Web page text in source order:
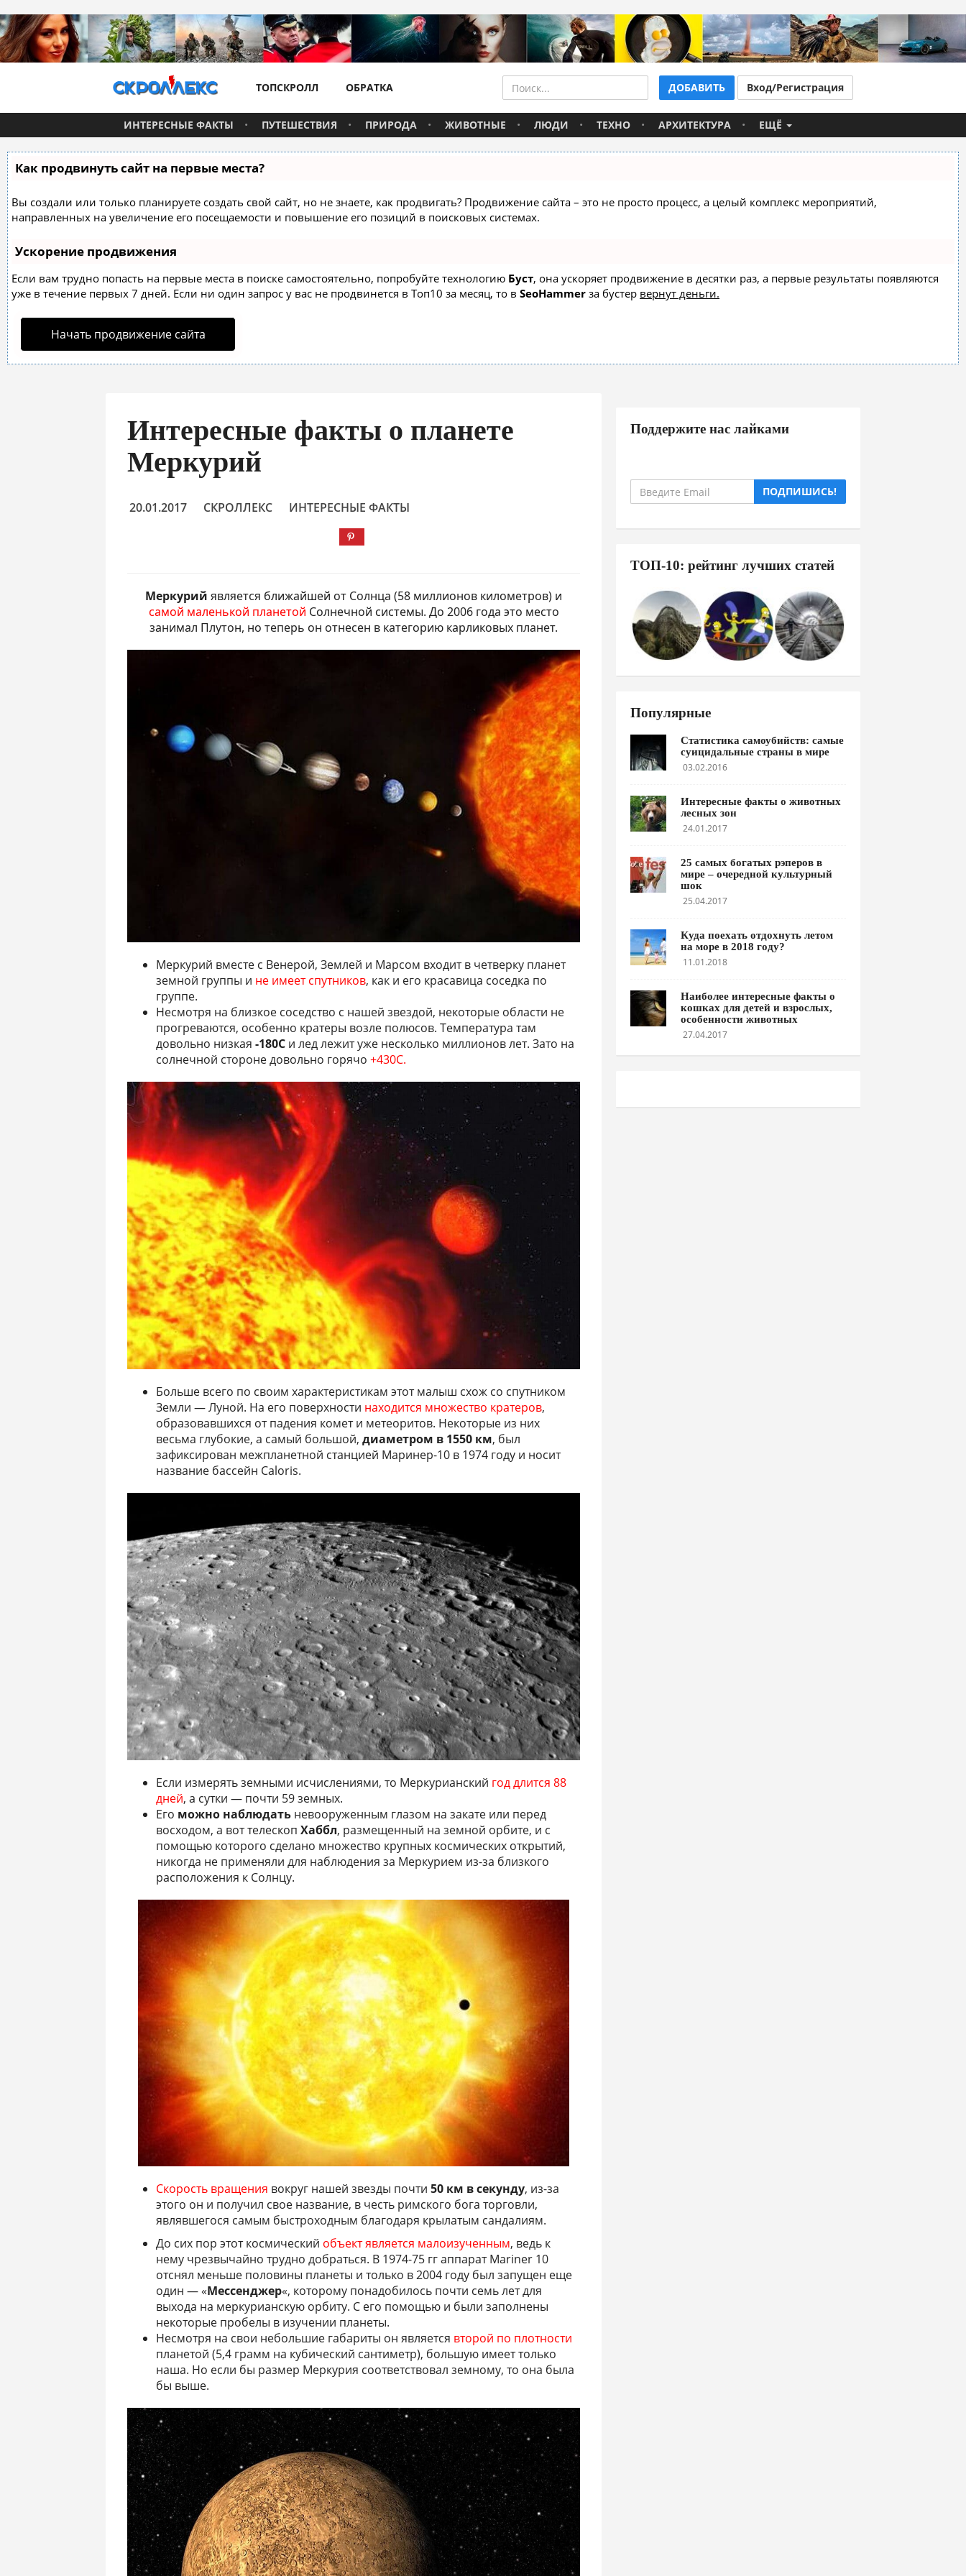
ДОБАВИТЬ Вход/Регистрация
ТОПСКРОЛЛ ОБРАТКА
ИНТЕРЕСНЫЕ ФАКТЫ ПУТЕШЕСТВИЯ ПРИРОДА ЖИВОТНЫЕ ЛЮДИ ТЕХНО АРХИТЕКТУРА ЕЩЁ
Как продвинуть сайт на первые места?
Вы создали или только планируете создать свой сайт, но не знаете, как продвигать? Продвижение сайта – это не просто процесс, а целый комплекс мероприятий,
направленных на увеличение его посещаемости и повышение его позиций в поисковых системах.
Ускорение продвижения
Если вам трудно попасть на первые места в поиске самостоятельно, попробуйте технологию Буст, она ускоряет продвижение в десятки раз, а первые результаты появляются
уже в течение первых 7 дней. Если ни один запрос у вас не продвинется в Топ10 за месяц, то в SeoHammer за бустер вернут деньги.
Начать продвижение сайта
Интересные факты о планете
Меркурий
20.01.2017 СКРОЛЛЕКС ИНТЕРЕСНЫЕ ФАКТЫ
Меркурий является ближайшей от Солнца (58 миллионов километров) и
самой маленькой планетой Солнечной системы. До 2006 года это место
занимал Плутон, но теперь он отнесен в категорию карликовых планет.
Меркурий вместе с Венерой, Землей и Марсом входит в четверку планет
земной группы и не имеет спутников, как и его красавица соседка по
группе.
Несмотря на близкое соседство с нашей звездой, некоторые области не
прогреваются, особенно кратеры возле полюсов. Температура там
довольно низкая -180C и лед лежит уже несколько миллионов лет. Зато на
солнечной стороне довольно горячо +430C.
Больше всего по своим характеристикам этот малыш схож со спутником
Земли — Луной. На его поверхности находится множество кратеров,
образовавшихся от падения комет и метеоритов. Некоторые из них
весьма глубокие, а самый большой, диаметром в 1550 км, был
зафиксирован межпланетной станцией Маринер-10 в 1974 году и носит
название бассейн Caloris.
Если измерять земными исчислениями, то Меркурианский год длится 88
дней, а сутки — почти 59 земных.
Его можно наблюдать невооруженным глазом на закате или перед
восходом, а вот телескоп Хаббл, размещенный на земной орбите, и с
помощью которого сделано множество крупных космических открытий,
никогда не применяли для наблюдения за Меркурием из-за близкого
расположения к Солнцу.
Скорость вращения вокруг нашей звезды почти 50 км в секунду, из-за
этого он и получил свое название, в честь римского бога торговли,
являвшегося самым быстроходным благодаря крылатым сандалиям.
До сих пор этот космический объект является малоизученным, ведь к
нему чрезвычайно трудно добраться. В 1974-75 гг аппарат Mariner 10
отснял меньше половины планеты и только в 2004 году был запущен еще
один — «Мессенджер«, которому понадобилось почти семь лет для
выхода на меркурианскую орбиту. С его помощью и были заполнены
некоторые пробелы в изучении планеты.
Несмотря на свои небольшие габариты он является второй по плотности
планетой (5,4 грамм на кубический сантиметр), большую имеет только
наша. Но если бы размер Меркурия соответствовал земному, то она была
бы выше.
Поддержите нас лайками
ПОДПИШИСЬ!
ТОП-10: рейтинг лучших статей
Популярные
Статистика самоубийств: самые
суицидальные страны в мире
03.02.2016
Интересные факты о животных
лесных зон
24.01.2017
25 самых богатых рэперов в
мире – очередной культурный
шок
25.04.2017
Куда поехать отдохнуть летом
на море в 2018 году?
11.01.2018
Наиболее интересные факты о
кошках для детей и взрослых,
особенности животных
27.04.2017